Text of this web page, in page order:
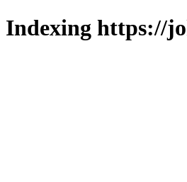
Indexing https://